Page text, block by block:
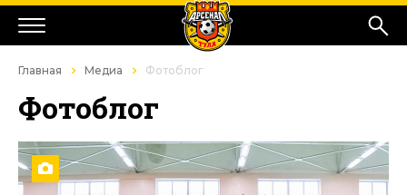
Главная Медиа Фотоблог
Фотоблог